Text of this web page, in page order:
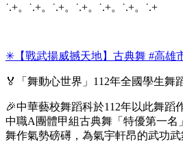
˙.+。˙.+。˙.+。˙.+。˙.+。˙.+。˙.+
✳︎【戰武揚威撼天地】古典舞 #高雄
🏅「舞動心世界」112年全國學生舞
🎉中華藝校舞蹈科於112年以此舞蹈
中職A團體甲組古典舞「特優第一名
舞作氣勢磅礡，為氣宇軒昂的武功武